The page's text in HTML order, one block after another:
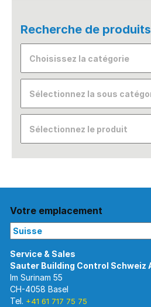
Recherche de produits
Votre emplacement
Im Surinam 55
CH-4058 Basel
Tel. +41 61 717 75 75